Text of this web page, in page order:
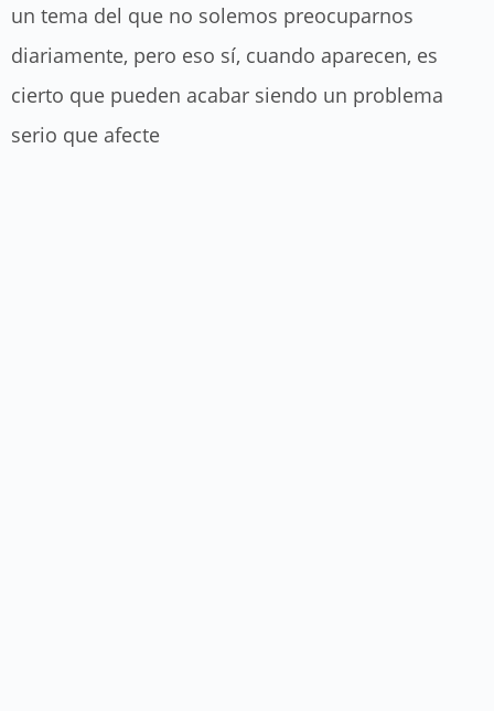
un tema del que no solemos preocuparnos
diariamente, pero eso sí, cuando aparecen, es
cierto que pueden acabar siendo un problema
serio que afecte